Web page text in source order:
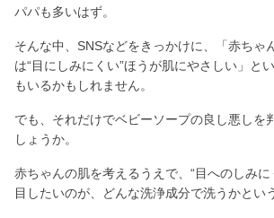
パパも多いはず。
そんな中、SNSなどをきっかけに、「赤ちゃ
は“目にしみにくい”ほうが肌にやさしい」と
もいるかもしれません。
でも、それだけでベビーソープの良し悪しを
しょうか。
赤ちゃんの肌を考えるうえで、“目へのしみに
目したいのが、どんな洗浄成分で洗うかとい